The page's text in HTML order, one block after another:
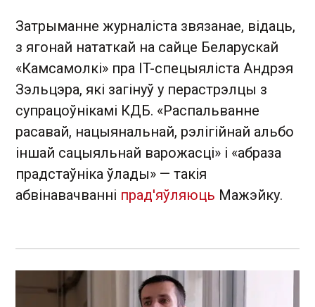
Затрыманне журналіста звязанае, відаць,
з ягонай нататкай на сайце Беларускай
«Камсамолкі» пра IT-спецыяліста Андрэя
Зэльцэра, які загінуў у перастрэлцы з
супрацоўнікамі КДБ. «Распальванне
расавай, нацыянальнай, рэлігійнай альбо
іншай сацыяльнай варожасці» і «абраза
прадстаўніка ўлады» — такія
абвінавачванні прад'яўляюць Мажэйку.